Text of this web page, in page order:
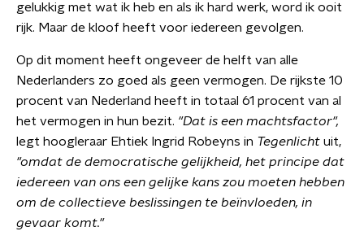
gelukkig met wat ik heb en als ik hard werk, word ik ooit
rijk. Maar de kloof heeft voor iedereen gevolgen.
Op dit moment heeft ongeveer de helft van alle
Nederlanders zo goed als geen vermogen. De rijkste 10
procent van Nederland heeft in totaal 61 procent van al
het vermogen in hun bezit. "Dat is een machtsfactor",
legt hoogleraar Ehtiek Ingrid Robeyns in Tegenlicht uit,
"omdat de democratische gelijkheid, het principe dat
iedereen van ons een gelijke kans zou moeten hebben
om de collectieve beslissingen te beïnvloeden, in
gevaar komt."